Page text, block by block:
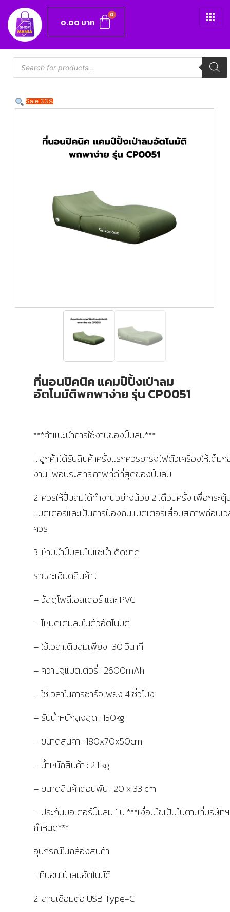
0.00 บาท
Sale 33%
ที่นอนปิคนิค แคมป์ปิ้งเป่าลม
อัตโนมัติพกพาง่าย รุ่น CP0051
***คำแนะนำการใช้งานของปั้มลม***
1. ลูกค้าได้รับสินค้าครั้งแรกควรชาร์จไฟตัวเครื่องให้เต็มก่
งาน เพื่อประสิทธิภาพที่ดีที่สุดของปั้มลม
2. ควรให้ปั้มลมได้ทำงานอย่างน้อย 2 เดือนครั้ง เพื่อกระตุ้
แบตเตอรี่และเป็นการป้องกันแบตเตอรี่เสื่อมสภาพก่อนเ
ควร
3. ห้ามนำปั้มลมไปแช่น้ำเด็ดขาด
รายละเอียดสินค้า :
– วัสดุโพลีเอสเตอร์ และ PVC
– โหมดเติมลมในตัวอัตโนมัติ
– ใช้เวลาเติมลมเพียง 130 วินาที
– ความจุแบตเตอรี่ : 2600mAh
– ใช้เวลาในการชาร์จเพียง 4 ชั่วโมง
– รับน้ำหนักสูงสุด : 150kg
– ขนาดสินค้า : 180x70x50cm
– น้ำหนักสินค้า : 2.1 kg
– ขนาดสินค้าตอนพับ : 20 x 33 cm
– ประกันมอเตอร์ปั้มลม 1 ปี ***เงื่อนไขเป็นไปตามที่บริษัทฯ
กำหนด***
อุปกรณ์ในกลัองสินค้า
1. ที่นอนเป่าลมอัตโนมัติ
2. สายเชื่อมต่อ USB Type-C